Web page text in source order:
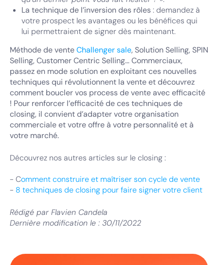
La technique de l’inversion des rôles: demandez à
votre prospect les avantages ou les bénéfices qui
lui permettraient de signer dès maintenant.
Méthode de venteChallenger sale, Solution Selling, SPIN
Selling, Customer Centric Selling… Commerciaux,
passez en mode solution en exploitant ces nouvelles
techniques qui révolutionnent la vente et découvrez
comment boucler vos process de vente avec efficacité
! Pour renforcer l’efficacité de ces techniques de
closing, il convient d’adapter votre organisation
commerciale et votre offre à votre personnalité et à
votre marché.
Découvrez nos autres articles sur le closing :
- Comment construire et maîtriser son cycle de vente
- 8 techniques de closing pour faire signer votre client
Rédigé par Flavien Candela
Dernière modification le : 30/11/2022